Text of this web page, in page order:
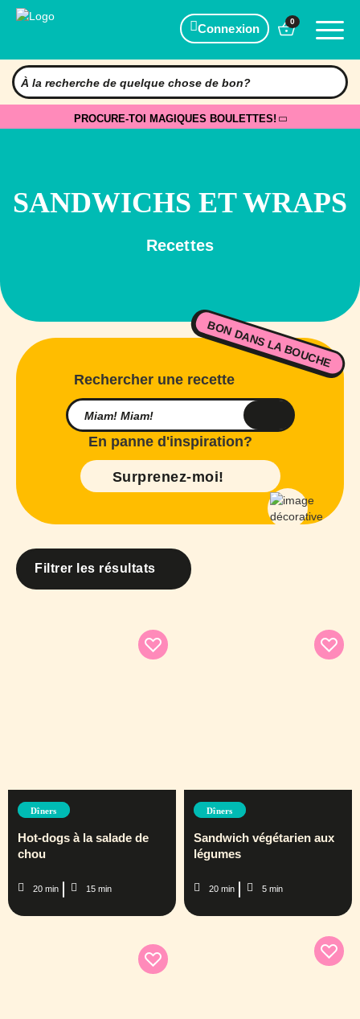
Connexion
0
PROCURE-TOI MAGIQUES BOULETTES!
SANDWICHS ET WRAPS
Recettes
BON DANS LA BOUCHE
Rechercher une recette
En panne d'inspiration?
Surprenez-moi!
Filtrer les résultats
Dîners
Hot-dogs à la salade de
chou
20 min 15 min
Dîners
Sandwich végétarien aux
légumes
20 min 5 min